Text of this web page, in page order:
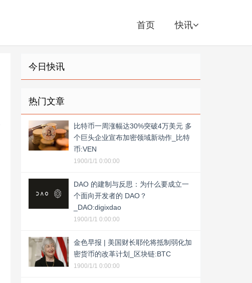
首页 快讯
今日快讯
热门文章
比特币一周涨幅达30%突破4万美元 多
个巨头企业宣布加密领域新动作_比特
币:VEN
1900/1/1 0:00:00
DAO 的建制与反思：为什么要成立一
个面向开发者的 DAO？
_DAO:digixdao
1900/1/1 0:00:00
金色早报 | 美国财长耶伦将抵制弱化加
密货币的改革计划_区块链:BTC
1900/1/1 0:00:00